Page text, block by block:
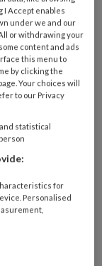
I Accept enables
under we and our
or withdrawing your
content and ads
this menu to
by clicking the
Your choices will
to our Privacy
statistical
for
Personalised